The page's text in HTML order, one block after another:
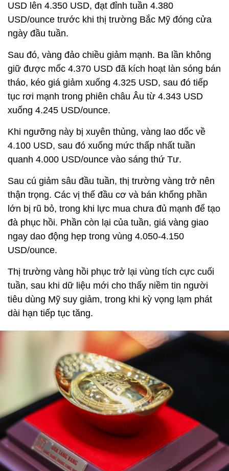
USD lên 4.350 USD, đạt đỉnh tuần 4.380
USD/ounce trước khi thị trường Bắc Mỹ đóng cửa
ngày đầu tuần.
Sau đó, vàng đảo chiều giảm mạnh. Ba lần không
giữ được mốc 4.370 USD đã kích hoạt làn sóng bán
tháo, kéo giá giảm xuống 4.325 USD, sau đó tiếp
tục rơi mạnh trong phiên châu Âu từ 4.343 USD
xuống 4.245 USD/ounce.
Khi ngưỡng này bị xuyên thủng, vàng lao dốc về
4.100 USD, sau đó xuống mức thấp nhất tuần
quanh 4.000 USD/ounce vào sáng thứ Tư.
Sau cú giảm sâu đầu tuần, thị trường vàng trở nên
thận trọng. Các vị thế đầu cơ và bán khống phần
lớn bị rũ bỏ, trong khi lực mua chưa đủ mạnh để tạo
đà phục hồi. Phần còn lại của tuần, giá vàng giao
ngay dao động hẹp trong vùng 4.050-4.150
USD/ounce.
Thị trường vàng hồi phục trở lại vùng tích cực cuối
tuần, sau khi dữ liệu mới cho thấy niềm tin người
tiêu dùng Mỹ suy giảm, trong khi kỳ vọng lạm phát
dài hạn tiếp tục tăng.